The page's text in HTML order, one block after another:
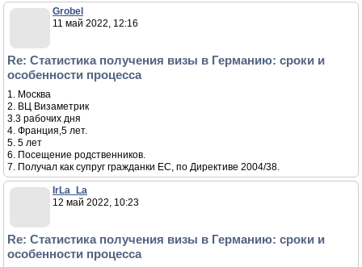
Grobel
11 май 2022, 12:16
Re: Статистика получения визы в Германию: сроки и
особенности процесса
1. Москва
2. ВЦ Визаметрик
3.3 рабочих дня
4. Франция,5 лет.
5. 5 лет
6. Посещение родственников.
7. Получал как супруг гражданки ЕС, по Директиве 2004/38.
IrLa_La
12 май 2022, 10:23
Re: Статистика получения визы в Германию: сроки и
особенности процесса